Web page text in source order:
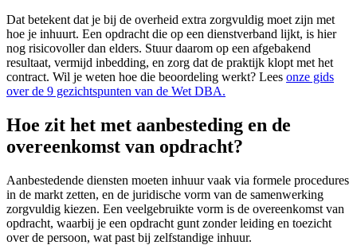
Dat betekent dat je bij de overheid extra zorgvuldig moet zijn met
hoe je inhuurt. Een opdracht die op een dienstverband lijkt, is hier
nog risicovoller dan elders. Stuur daarom op een afgebakend
resultaat, vermijd inbedding, en zorg dat de praktijk klopt met het
contract. Wil je weten hoe die beoordeling werkt? Lees onze gids
over de 9 gezichtspunten van de Wet DBA.
Hoe zit het met aanbesteding en de
overeenkomst van opdracht?
Aanbestedende diensten moeten inhuur vaak via formele procedures
in de markt zetten, en de juridische vorm van de samenwerking
zorgvuldig kiezen. Een veelgebruikte vorm is de overeenkomst van
opdracht, waarbij je een opdracht gunt zonder leiding en toezicht
over de persoon, wat past bij zelfstandige inhuur.